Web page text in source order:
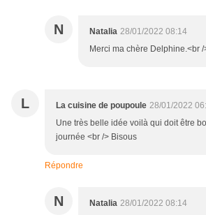
N Natalia 28/01/2022 08:14
Merci ma chère Delphine.<br /
L La cuisine de poupoule 28/01/2022
Une très belle idée voilà qui doit être
journée <br /> Bisous
Répondre
N Natalia 28/01/2022 08:14